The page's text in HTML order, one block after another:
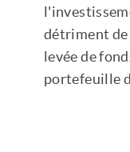
détriment de
levée de
portefeuille